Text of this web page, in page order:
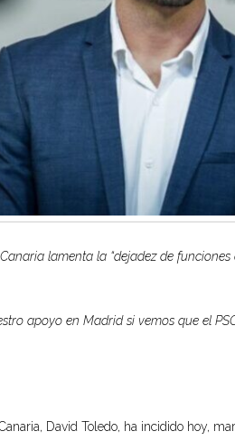
lamenta la “dejadez de
apoyo en Madrid si vemos que el
David Toledo, ha incidido hoy,